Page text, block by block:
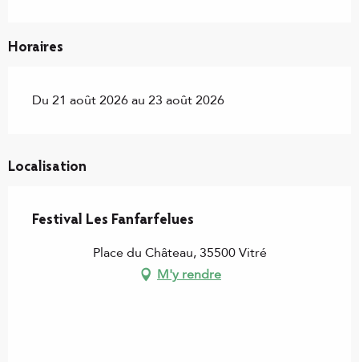
Horaires
Du 21 août 2026 au 23 août 2026
Localisation
Festival Les Fanfarfelues
Place du Château, 35500 Vitré
M'y rendre